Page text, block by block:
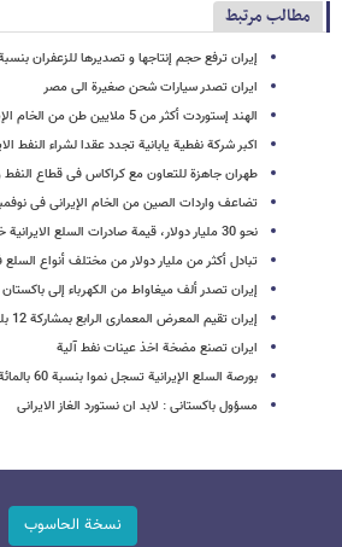
مطالب مرتبط
إیران ترفع حجم إنتاجها و تصدیرها للزعفران بنسبة 20
ایران تصدر سیارات شحن صغیرة الى مصر
الهند إستوردت أکثر من 5 ملایین طن من الخام الإیرانی فی العام الحالی
اکبر شرکة نفطیة یابانیة تجدد عقدا لشراء النفط
طهران جاهزة للتعاون مع کراکاس فی قطاع النفط
تضاعف واردات الصین من الخام الإیرانی فی
نحو 30 ملیار دولار، قیمة صادرات السلع الایرانیة خلال 9 اشهر
تبادل أکثر من ملیار دولار من مختلف أنواع السلع
إیران تصدر ألف میغاواط من الکهرباء إلی باکستان
إیران تقیم المعرض المعماری الرابع بمشارکة 12 بلدا
ایران تصنع مضخة اخذ عینات نفط آلیة
بورصة السلع الإیرانیة تسجل نموا بنسبة 60 بالمائة
مسؤول باکستانی : لابد ان نستورد الغاز الایرانی
نسخة الحاسوب